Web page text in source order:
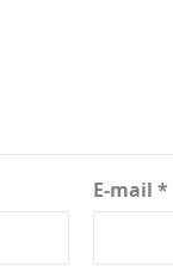
E-mail *